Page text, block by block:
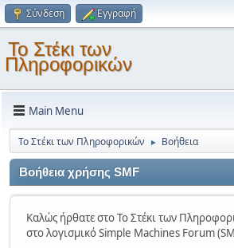
Σύνδεση Εγγραφή
Το Στέκι των
Πληροφορικών
Main Menu
Το Στέκι των Πληροφορικών ► Βοήθεια
Βοήθεια χρήσης SMF
Καλώς ήρθατε στο Το Στέκι των
στο λογισμικό Simple Machines Forum